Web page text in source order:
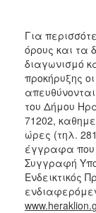
Για
όρους και τα
διαγωνισμό
προκήρυξης
του Δήμου
71202,
ώρες (τηλ.
έγγραφα που
Συγγραφή
Ενδεικτικός
www.heraklion.